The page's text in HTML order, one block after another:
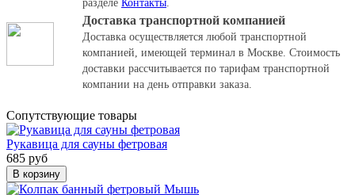
разделе Контакты
Доставка транспортной компанией
Доставка осуществляется любой транспортной
компанией, имеющей терминал в Москве. Стоимость
доставки рассчитывается по тарифам транспортной
компании на день отправки заказа.
Cопутствующие товары
Рукавица для сауны фетровая
685 руб
В корзину